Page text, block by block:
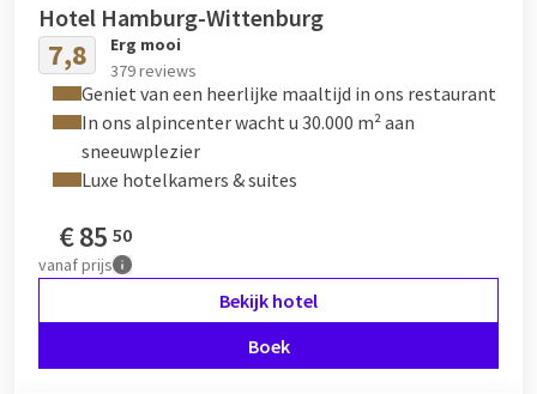
Hotel Hamburg-Wittenburg
7,8
Erg mooi
379 reviews
Geniet van een heerlijke maaltijd in ons restaurant
In ons alpincenter wacht u 30.000 m² aan
sneeuwplezier
Luxe hotelkamers & suites
€85 50
vanafprijs
Bekijk hotel
Boek